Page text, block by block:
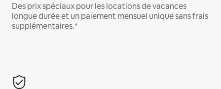
Des prix spéciaux pour les locations de vacances
longue durée et un paiement mensuel unique sans frais
supplémentaires.*